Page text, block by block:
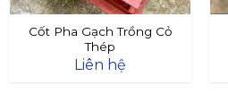
Cốt Pha Gạch Trồng Cỏ
Thép
Liên hệ